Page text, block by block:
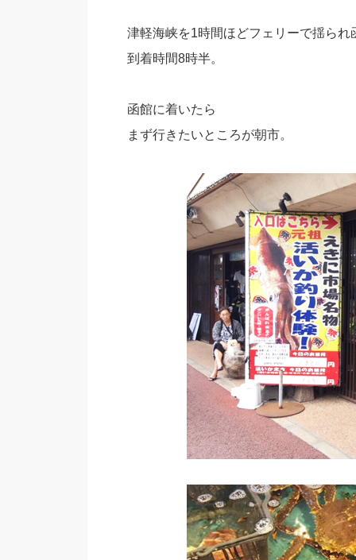
津軽海峡を1時間ほどフェリーで揺られ
到着時間8時半。
函館に着いたら
まず行きたいところが朝市。